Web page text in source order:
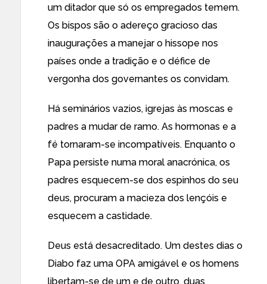
um ditador que só os empregados temem.
Os bispos são o adereço gracioso das
inaugurações a manejar o hissope nos
países onde a tradição e o défice de
vergonha dos governantes os convidam.
Há seminários vazios, igrejas às moscas e
padres a mudar de ramo. As hormonas e a
fé tornaram-se incompatíveis. Enquanto o
Papa persiste numa moral anacrónica, os
padres esquecem-se dos espinhos do seu
deus, procuram a macieza dos lençóis e
esquecem a castidade.
Deus está desacreditado. Um destes dias o
Diabo faz uma OPA amigável e os homens
libertam-se de um e de outro, duas